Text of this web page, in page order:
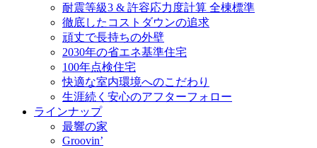
耐震等級3 & 許容応力度計算 全棟標準
徹底したコストダウンの追求
頑丈で長持ちの外壁
2030年の省エネ基準住宅
100年点検住宅
快適な室内環境へのこだわり
生涯続く安心のアフターフォロー
ラインナップ
最響の家
Groovin’